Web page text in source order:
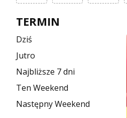
TERMIN
Dziś
Jutro
Najbliższe 7 dni
Ten Weekend
Następny Weekend